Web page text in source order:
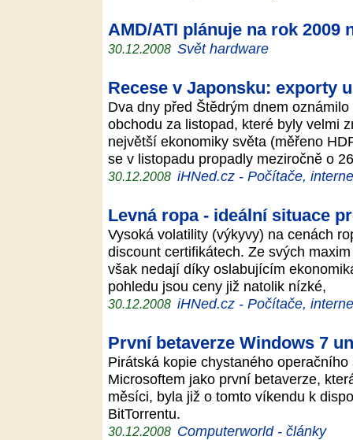
AMD/ATI plánuje na rok 2009
30.12.2008 Svět hardware
Recese v Japonsku: exporty
Dva dny před Štědrým dnem
obchodu za listopad, které byly velmi
největší ekonomiky světa (měřeno
se v listopadu propadly meziročně o
30.12.2008 iHNed.cz - Počítače,
Levná ropa - ideální situace
Vysoká volatility (výkyvy) na cenách
discount certifikátech. Ze svých
však nedají díky oslabujícím
pohledu jsou ceny již natolik nízké,
30.12.2008 iHNed.cz - Počítače,
První betaverze Windows 7
Pirátská kopie chystaného
Microsoftem jako první betaverze,
měsíci, byla již o tomto víkendu k
BitTorrentu.
30.12.2008 Computerworld - články